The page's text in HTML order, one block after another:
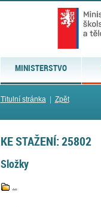
MINISTERSTVO
Titulní stránka| Zpět
KE STAŽENÍ: 25802
Složky
..